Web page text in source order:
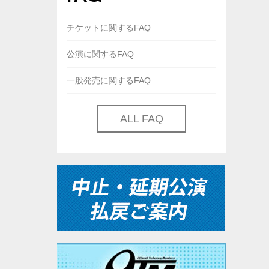
チケットに関するFAQ
公演に関するFAQ
一般発売に関するFAQ
ALL FAQ